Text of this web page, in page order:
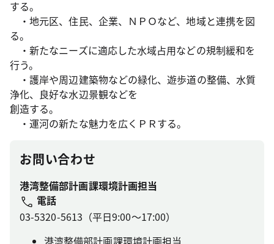
する。
・地元区、住民、企業、ＮＰＯなど、地域と連携を図
る。
・新たなニーズに適応した水域占用などの規制緩和を
行う。
・護岸や周辺建築物などの緑化、遊歩道の整備、水質
浄化、良好な水辺景観などを
創造する。
・運河の新たな魅力を広くＰＲする。
お問い合わせ
港湾整備部計画課環境計画担当
電話
03-5320-5613（平日9:00～17:00）
港湾整備部計画課環境計画担当